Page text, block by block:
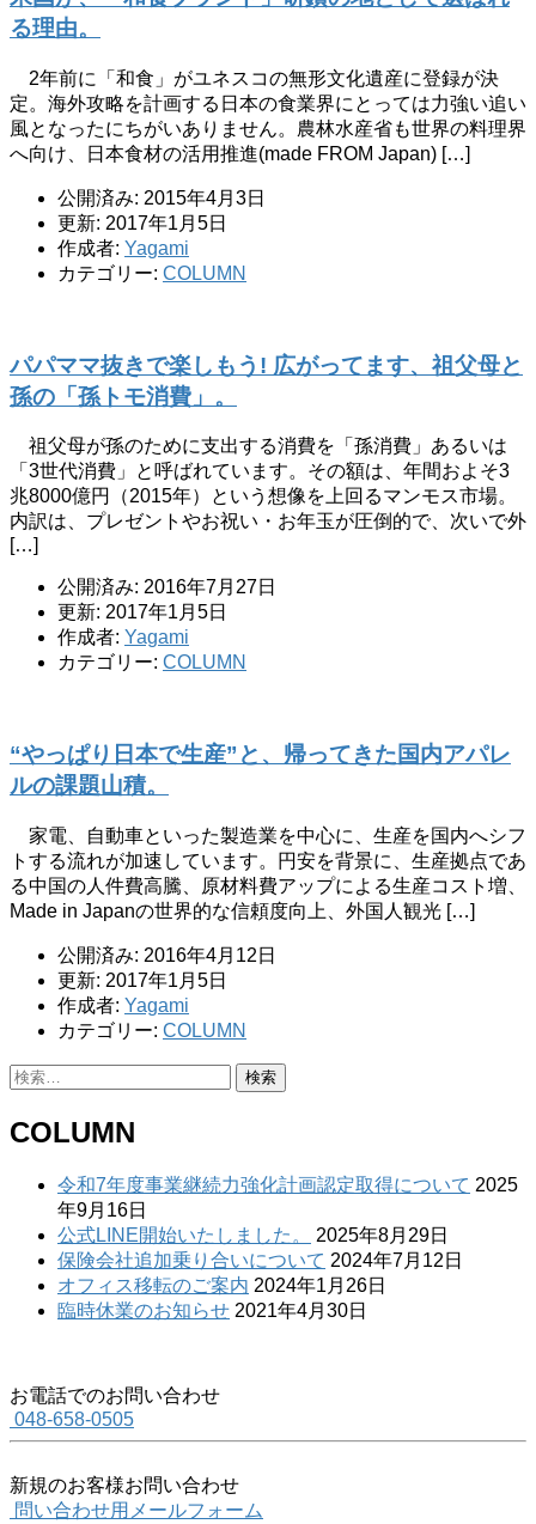
る理由。
2年前に「和食」がユネスコの無形文化遺産に登録が決
定。海外攻略を計画する日本の食業界にとっては力強い追い
風となったにちがいありません。農林水産省も世界の料理界
へ向け、日本食材の活用推進(made FROM Japan) […]
公開済み: 2015年4月3日
更新: 2017年1月5日
作成者: Yagami
カテゴリー: COLUMN
パパママ抜きで楽しもう! 広がってます、祖父母と
孫の「孫トモ消費」。
祖父母が孫のために支出する消費を「孫消費」あるいは
「3世代消費」と呼ばれています。その額は、年間およそ3
兆8000億円（2015年）という想像を上回るマンモス市場。
内訳は、プレゼントやお祝い・お年玉が圧倒的で、次いで外
[…]
公開済み: 2016年7月27日
更新: 2017年1月5日
作成者: Yagami
カテゴリー: COLUMN
“やっぱり日本で生産”と、帰ってきた国内アパレ
ルの課題山積。
家電、自動車といった製造業を中心に、生産を国内へシフ
トする流れが加速しています。円安を背景に、生産拠点であ
る中国の人件費高騰、原材料費アップによる生産コスト増、
Made in Japanの世界的な信頼度向上、外国人観光 […]
公開済み: 2016年4月12日
更新: 2017年1月5日
作成者: Yagami
カテゴリー: COLUMN
検
COLUMN
令和7年度事業継続力強化計画認定取得について 2025
年9月16日
公式LINE開始いたしました。
2025年8月29日
保険会社追加乗り合いについて 2024年7月12日
オフィス移転のご案内 2024年1月26日
臨時休業のお知らせ 2021年4月30日
お電話でのお問い合わせ
048-658-0505
新規のお客様お問い合わせ
問い合わせ用メールフォーム